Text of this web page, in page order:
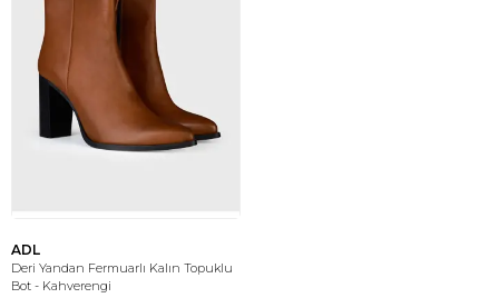
ADL
Deri Yandan Fermuarlı Kalın Topuklu
Bot - Kahverengi